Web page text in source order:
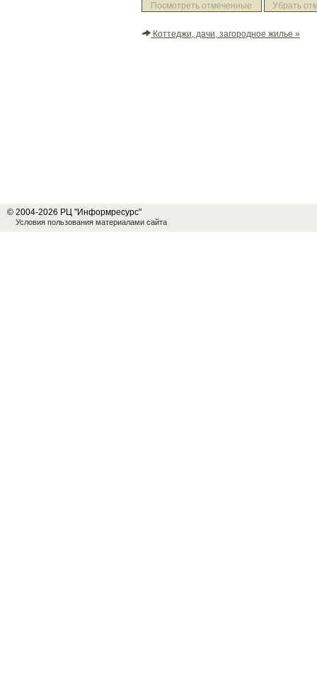
Посмотреть отмеченные Убрать
Коттеджи, дачи, загородное жилье »
© 2004-2026 РЦ "Информресурс"
Условия пользования материалами сайта